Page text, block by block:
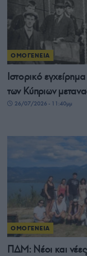
ΟΜΟΓΕΝΕΙΑ
Ιστορικό
των Κύπριων
26/07/2026 - 11:40μμ
ΟΜΟΓΕΝΕΙΑ
ΠΔΜ: Νέοι και νέες